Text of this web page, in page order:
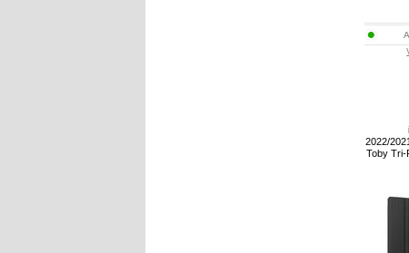
2022/
Toby Tri-